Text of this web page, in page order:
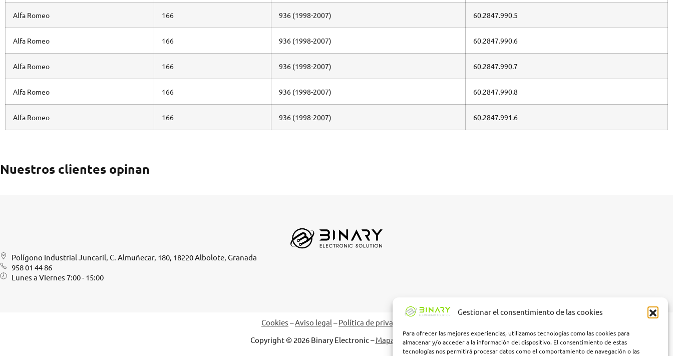
Gestionar el consentimiento de las cookies
Para ofrecer las mejores experiencias, utilizamos tecnologías como las cookies para
almacenar y/o acceder a la información del dispositivo. El consentimiento de estas
tecnologías nos permitirá procesar datos como el comportamiento de navegación o las
Alfa Romeo 166 936 (1998-2007) 60.2847.990.5
Alfa Romeo 166 936 (1998-2007) 60.2847.990.6
Alfa Romeo 166 936 (1998-2007) 60.2847.990.7
Alfa Romeo 166 936 (1998-2007) 60.2847.990.8
Alfa Romeo 166 936 (1998-2007) 60.2847.991.6
Nuestros clientes opinan
Polígono Industrial Juncaril, C. Almuñecar, 180, 18220 Albolote, Granada
958 01 44 86
Lunes a VIernes 7:00 - 15:00
Cookies –Aviso legal –Política de privacidad
Copyright © 2026 Binary Electronic –Mapa del sitio